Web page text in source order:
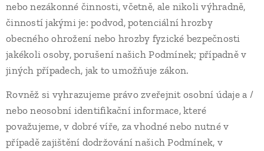
nebo nezákonné činnosti, včetně, ale nikoli výhradně,
činností jakými je: podvod, potenciální hrozby
obecného ohrožení nebo hrozby fyzické bezpečnosti
jakékoli osoby, porušení našich Podmínek; případně v
jiných případech, jak to umožňuje zákon.
Rovněž si vyhrazujeme právo zveřejnit osobní údaje a /
nebo neosobní identifikační informace, které
považujeme, v dobré víře, za vhodné nebo nutné v
případě zajištění dodržování našich Podmínek, v